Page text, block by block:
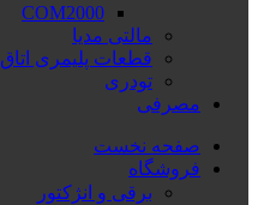
COM2000
مالتی مدیا
قطعات پلیمری اتاق
تودری
مصرفی
صفحه نخست
فروشگاه
برقی و انژکتور